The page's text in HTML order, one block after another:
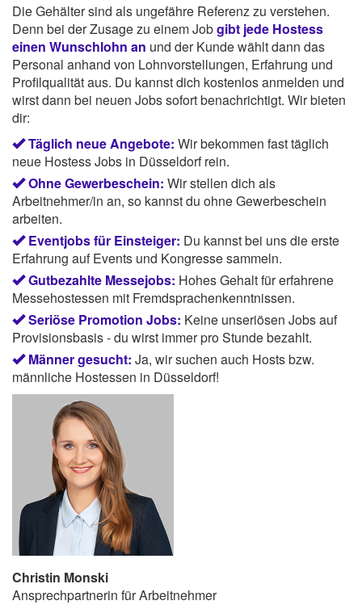
Die Gehälter sind als ungefähre Referenz zu verstehen.
Denn bei der Zusage zu einem Jobgibt jede Hostess
einen Wunschlohn an und der Kunde wählt dann das
Personal anhand von Lohnvorstellungen, Erfahrung und
Profilqualität aus. Du kannst dich kostenlos anmelden und
wirst dann bei neuen Jobs sofort benachrichtigt. Wir bieten
dir:
Täglich neue Angebote: Wir bekommen fast täglich
neue Hostess Jobs in Düsseldorf rein.
Ohne Gewerbeschein: Wir stellen dich als
Arbeitnehmer/in an, so kannst du ohne Gewerbeschein
arbeiten.
Eventjobs für Einsteiger: Du kannst bei uns die erste
Erfahrung auf Events und Kongresse sammeln.
Gutbezahlte Messejobs: Hohes Gehalt für erfahrene
Messehostessen mit Fremdsprachenkenntnissen.
Seriöse Promotion Jobs: Keine unseriösen Jobs auf
Provisionsbasis - du wirst immer pro Stunde bezahlt.
Männer gesucht: Ja, wir suchen auch Hosts bzw.
männliche Hostessen in Düsseldorf!
Christin Monski
Ansprechpartnerin für Arbeitnehmer